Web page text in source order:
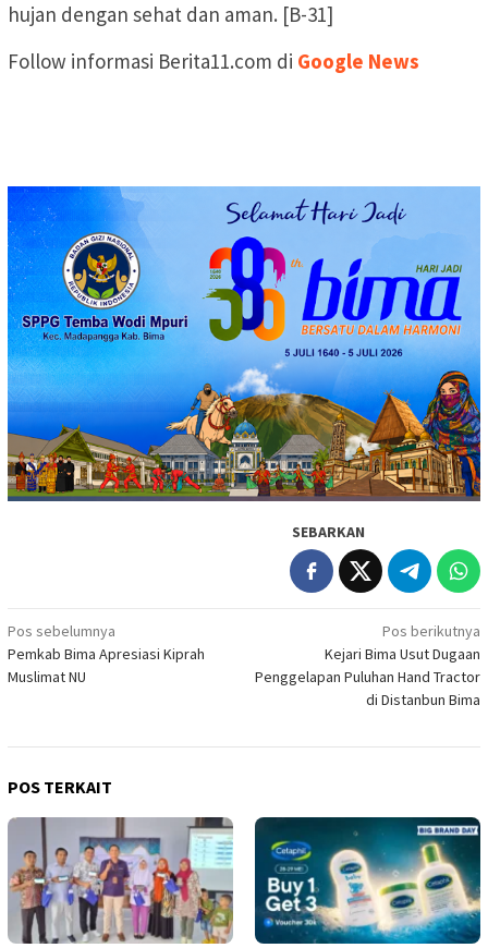
hujan dengan sehat dan aman. [B-31]
Follow informasi Berita11.com di Google News
SEBARKAN
Navigasi
pos
Pos sebelumnya
Pemkab Bima Apresiasi Kiprah
Muslimat NU
Pos berikutnya
Kejari Bima Usut Dugaan
Penggelapan Puluhan Hand Tractor
di Distanbun Bima
POS TERKAIT